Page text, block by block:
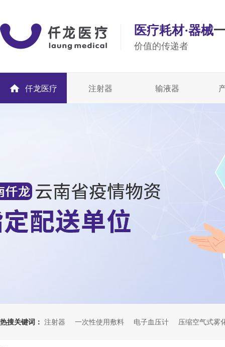
医疗耗材·器械
价值的传递者
仟龙医疗 注射器 输液器
热搜关键词： 注射器 一次性使用敷料 电子血压计 压缩空气式雾